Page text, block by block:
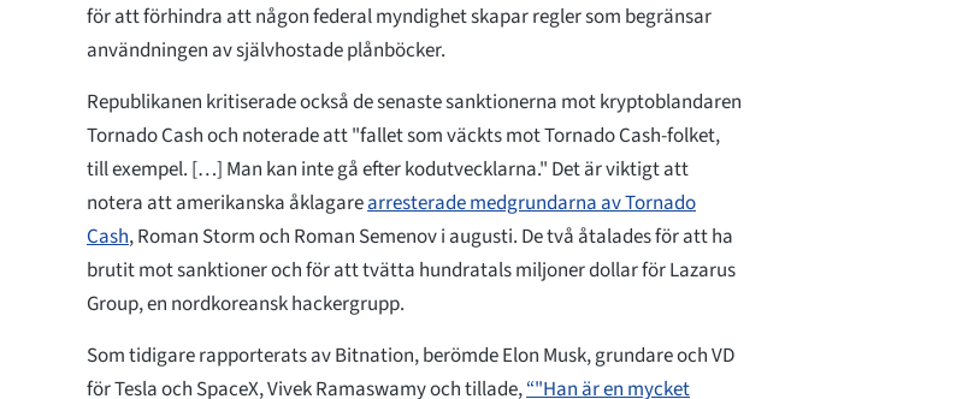
för att förhindra att någon federal myndighet skapar regler som begränsar
användningen av självhostade plånböcker.
Republikanen kritiserade också de senaste sanktionerna mot kryptoblandaren
Tornado Cash och noterade att "fallet som väckts mot Tornado Cash-folket,
till exempel. […] Man kan inte gå efter kodutvecklarna." Det är viktigt att
notera att amerikanska åklagarearresterade medgrundarna av Tornado
Cash, Roman Storm och Roman Semenov i augusti. De två åtalades för att ha
brutit mot sanktioner och för att tvätta hundratals miljoner dollar för Lazarus
Group, en nordkoreansk hackergrupp.
Som tidigare rapporterats av Bitnation, berömde Elon Musk, grundare och VD
för Tesla och SpaceX, Vivek Ramaswamy och tillade,“"Han är en mycket